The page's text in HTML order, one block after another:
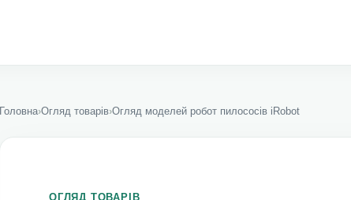
Головна›Огляд товарів›Огляд моделей робот пилососів iRobot
ОГЛЯД ТОВАРІВ